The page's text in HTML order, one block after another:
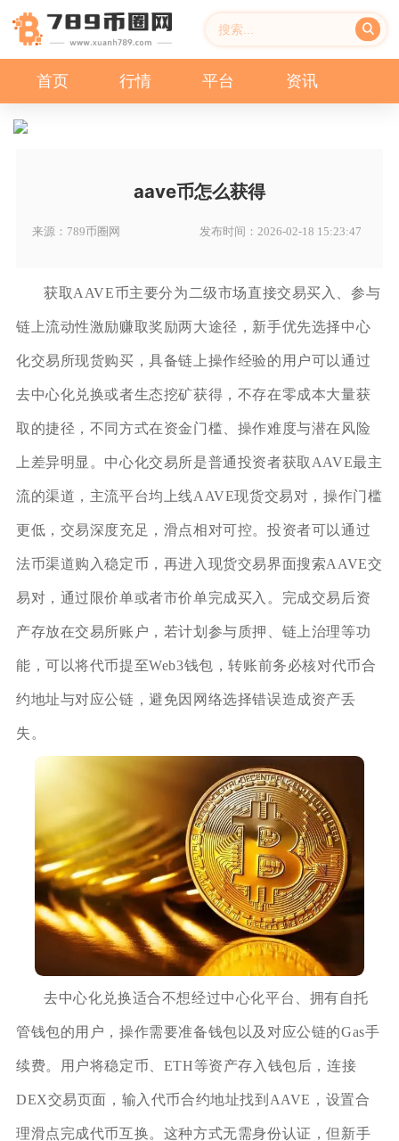
首页 行情 平台 资讯
aave币怎么获得
来源：789币圈网 发布时间：2026-02-18 15:23:47
获取AAVE币主要分为二级市场直接交易买入、参与
链上流动性激励赚取奖励两大途径，新手优先选择中心
化交易所现货购买，具备链上操作经验的用户可以通过
去中心化兑换或者生态挖矿获得，不存在零成本大量获
取的捷径，不同方式在资金门槛、操作难度与潜在风险
上差异明显。中心化交易所是普通投资者获取AAVE最主
流的渠道，主流平台均上线AAVE现货交易对，操作门槛
更低，交易深度充足，滑点相对可控。投资者可以通过
法币渠道购入稳定币，再进入现货交易界面搜索AAVE交
易对，通过限价单或者市价单完成买入。完成交易后资
产存放在交易所账户，若计划参与质押、链上治理等功
能，可以将代币提至Web3钱包，转账前务必核对代币合
约地址与对应公链，避免因网络选择错误造成资产丢
失。
去中心化兑换适合不想经过中心化平台、拥有自托
管钱包的用户，操作需要准备钱包以及对应公链的Gas手
续费。用户将稳定币、ETH等资产存入钱包后，连接
DEX交易页面，输入代币合约地址找到AAVE，设置合
理滑点完成代币互换。这种方式无需身份认证，但新手